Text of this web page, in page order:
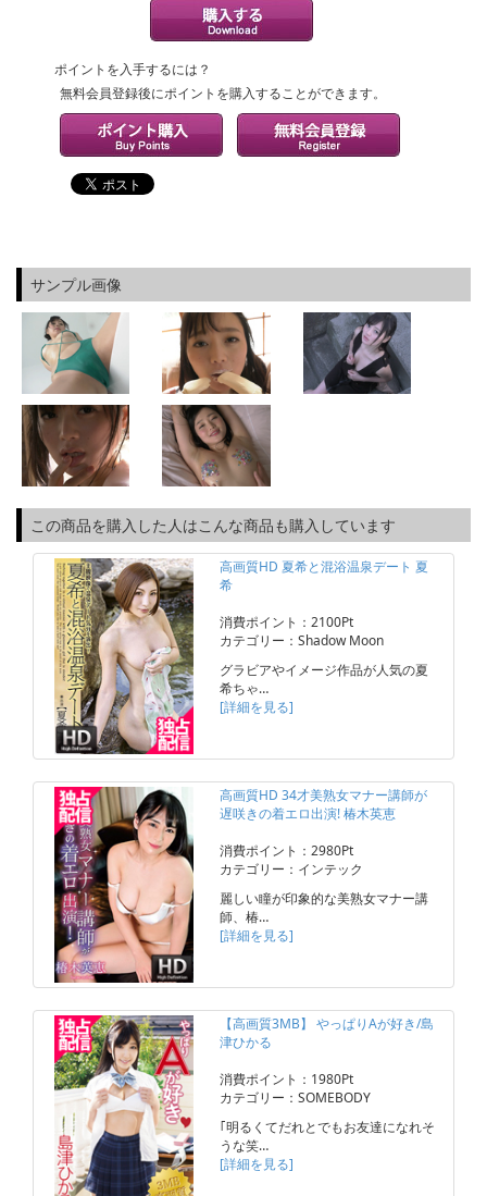
ポイントを入手するには？
無料会員登録後にポイントを購入することができます。
サンプル画像
この商品を購入した人はこんな商品も購入しています
高画質HD 夏希と混浴温泉デート 夏
希
消費ポイント：2100Pt
カテゴリー：Shadow Moon
グラビアやイメージ作品が人気の夏
希ちゃ…
[詳細を見る]
高画質HD 34才美熟女マナー講師が
遅咲きの着エロ出演! 椿木英恵
消費ポイント：2980Pt
カテゴリー：インテック
麗しい瞳が印象的な美熟女マナー講
師、椿…
[詳細を見る]
【高画質3MB】 やっぱりAが好き/島
津ひかる
消費ポイント：1980Pt
カテゴリー：SOMEBODY
｢明るくてだれとでもお友達になれそ
うな笑…
[詳細を見る]